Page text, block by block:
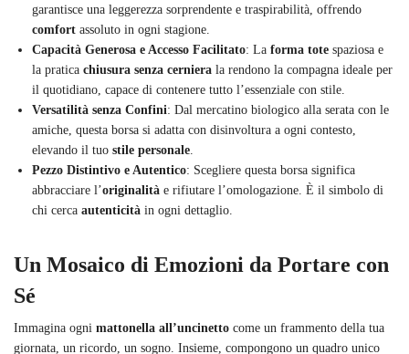
garantisce una leggerezza sorprendente e traspirabilità, offrendo
comfort assoluto in ogni stagione.
Capacità Generosa e Accesso Facilitato: La forma tote spaziosa e
la pratica chiusura senza cerniera la rendono la compagna ideale per
il quotidiano, capace di contenere tutto l’essenziale con stile.
Versatilità senza Confini: Dal mercatino biologico alla serata con le
amiche, questa borsa si adatta con disinvoltura a ogni contesto,
elevando il tuo stile personale
Pezzo Distintivo e Autentico: Scegliere questa borsa significa
abbracciare l’originalità e rifiutare l’omologazione. È il simbolo di
chi cerca autenticità in ogni dettaglio.
Un Mosaico di Emozioni da Portare con
Sé
Immagina ogni mattonella all’uncinetto come un frammento della tua
giornata, un ricordo, un sogno. Insieme, compongono un quadro unico